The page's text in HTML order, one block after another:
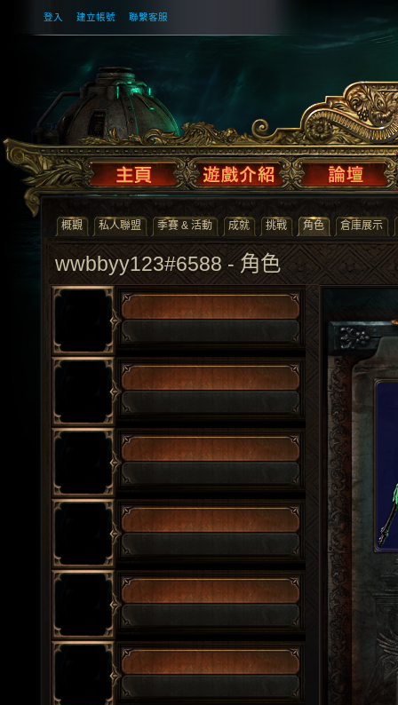
登入 建立帳號 聯繫客服
概觀 私人聯盟 季賽 & 活動 成就 挑戰 角色 倉庫展示
wwbbyy123#6588 - 角色